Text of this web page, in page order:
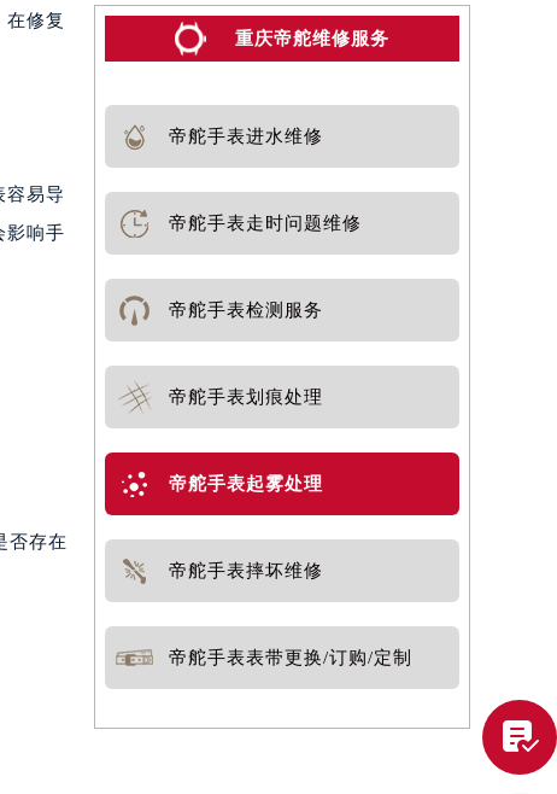
修复
容易导
影响手
否存在
重庆帝舵维修服务
帝舵手表进水维修
帝舵手表走时问题维修
帝舵手表检测服务
帝舵手表划痕处理
帝舵手表起雾处理
帝舵手表摔坏维修
帝舵手表表带更换/订购/定制
